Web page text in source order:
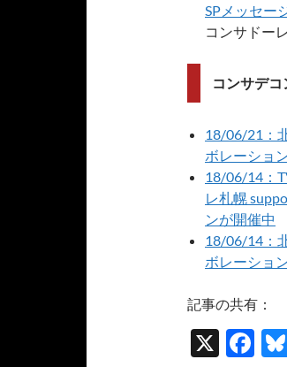
SPメッセー
コンサドー
コンサデ
18/06/21：
ボレーショ
18/06/14：
レ札幌
ンが開催中
18/06/14：
ボレーショ
記事の共有：
X
F